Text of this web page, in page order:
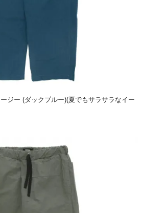
ジー (ダックブルー)(夏でもサラサラなイー